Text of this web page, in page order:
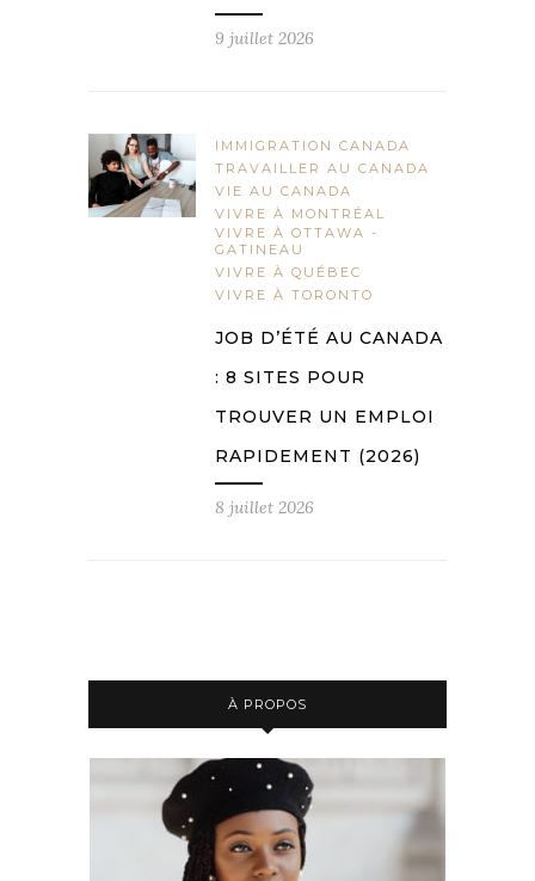
9 juillet 2026
IMMIGRATION CANADA
TRAVAILLER AU CANADA
VIE AU CANADA
VIVRE À MONTRÉAL
VIVRE À OTTAWA -
GATINEAU
VIVRE À QUÉBEC
VIVRE À TORONTO
JOB D’ÉTÉ AU CANADA
: 8 SITES POUR
TROUVER UN EMPLOI
RAPIDEMENT (2026)
8 juillet 2026
À PROPOS